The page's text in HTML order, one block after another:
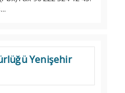
Yenişehir